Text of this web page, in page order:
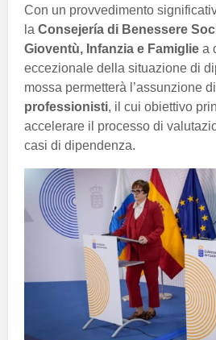
Con un provvedimento
la Consejería di Benessere
Gioventù, Infanzia e Famiglie a
eccezionale della situazione di
mossa permetterà l’assunzione di
professionisti, il cui obiettivo
accelerare il processo di
casi di dipendenza.